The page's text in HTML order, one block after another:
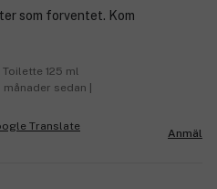
som forventet. Kom
Toilette 125 ml
sedan |
Anmäl